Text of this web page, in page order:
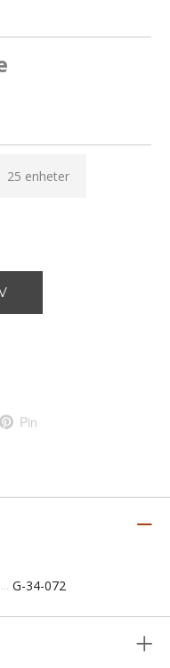
25 enheter
Pin
G-34-072